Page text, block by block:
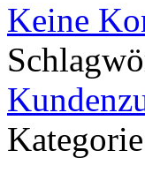
Keine